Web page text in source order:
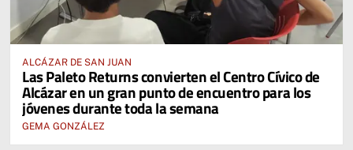
ALCÁZAR DE SAN JUAN
Las Paleto Returns convierten el Centro Cívico de
Alcázar en un gran punto de encuentro para los
jóvenes durante toda la semana
GEMA GONZÁLEZ